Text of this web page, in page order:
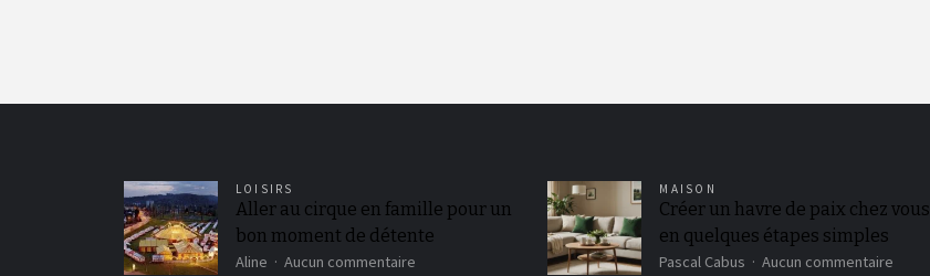
LOISIRS
Aller au cirque en famille pour un
bon moment de détente
Aline Aucun commentaire
MAISON
Créer un havre de paix chez vous
en quelques étapes simples
Pascal Cabus Aucun commentaire